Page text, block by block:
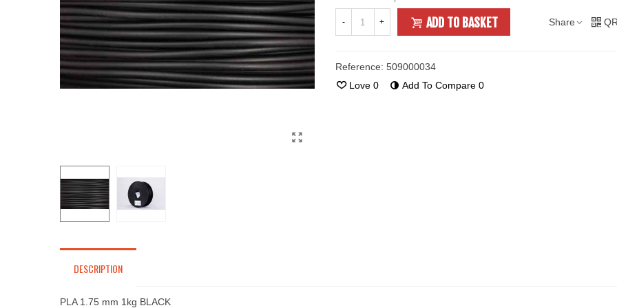
- + ADD TO BASKET Share
Reference: 509000034
Love 0 Add To Compare 0
DESCRIPTION
PLA 1.75 mm 1kg BLACK